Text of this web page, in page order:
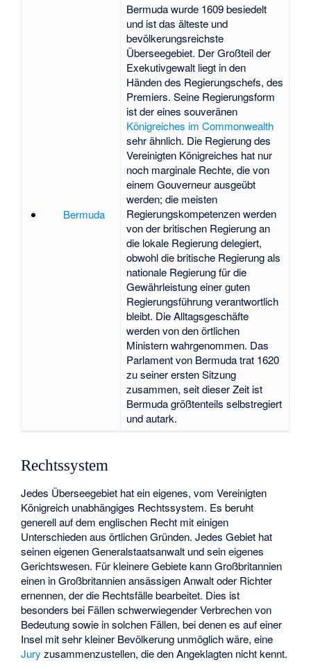
Bermuda
Bermuda wurde 1609 besiedelt
und ist das älteste und
bevölkerungsreichste
Überseegebiet. Der Großteil der
Exekutivgewalt liegt in den
Händen des Regierungschefs, des
Premiers. Seine Regierungsform
ist der eines souveränen
Königreiches im Commonwealth
sehr ähnlich. Die Regierung des
Vereinigten Königreiches hat nur
noch marginale Rechte, die von
einem Gouverneur ausgeübt
werden; die meisten
Regierungskompetenzen werden
von der britischen Regierung an
die lokale Regierung delegiert,
obwohl die britische Regierung als
nationale Regierung für die
Gewährleistung einer guten
Regierungsführung verantwortlich
bleibt. Die Alltagsgeschäfte
werden von den örtlichen
Ministern wahrgenommen. Das
Parlament von Bermuda trat 1620
zu seiner ersten Sitzung
zusammen, seit dieser Zeit ist
Bermuda größtenteils selbstregiert
und autark.
Rechtssystem
Jedes Überseegebiet hat ein eigenes, vom Vereinigten
Königreich unabhängiges Rechtssystem. Es beruht
generell auf dem englischen Recht mit einigen
Unterschieden aus örtlichen Gründen. Jedes Gebiet hat
seinen eigenenGeneralstaatsanwalt und sein eigenes
Gerichtswesen. Für kleinere Gebiete kann Großbritannien
einen in Großbritannien ansässigen Anwalt oder Richter
ernennen, der die Rechtsfälle bearbeitet. Dies ist
besonders bei Fällen schwerwiegender Verbrechen von
Bedeutung sowie in solchen Fällen, bei denen es auf einer
Insel mit sehr kleiner Bevölkerung unmöglich wäre, eine
Jury zusammenzustellen, die den Angeklagten nicht kennt.